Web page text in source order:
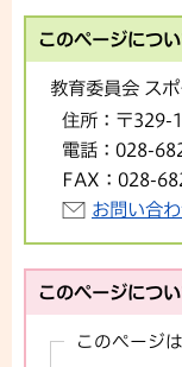
このページにつ
教育委員会 ス
住所： 〒329-
電話： 028-
FAX： 028-
お問い合
このページにつ
このページ